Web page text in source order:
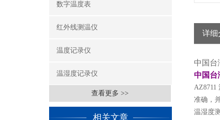
数字温度表
红外线测温仪
温度记录仪
温湿度记录仪
查看更多 >>
相关文章
详细
中国台
中国台
AZ8711
准确，
温湿度